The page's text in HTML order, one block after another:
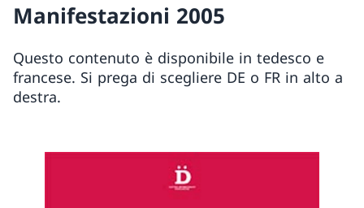
Manifestazioni 2005
Questo contenuto è disponibile in tedesco e
francese. Si prega di scegliere DE o FR in alto a
destra.